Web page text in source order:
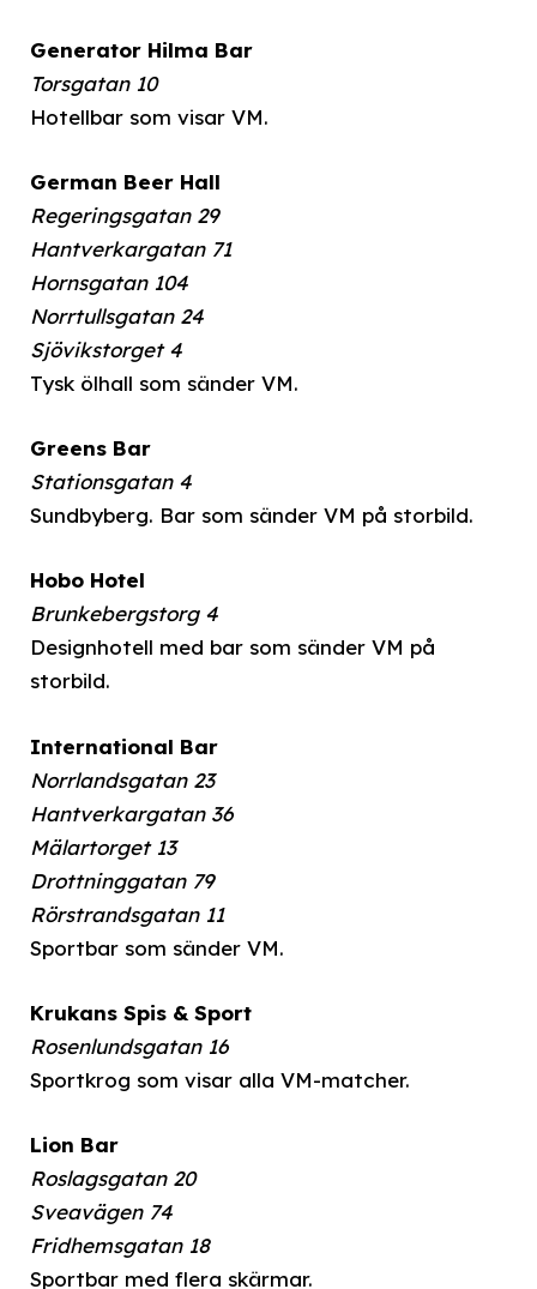
Generator Hilma Bar
Torsgatan 10
Hotellbar som visar VM.
German Beer Hall
Regeringsgatan 29
Hantverkargatan 71
Hornsgatan 104
Norrtullsgatan 24
Sjövikstorget 4
Tysk ölhall som sänder VM.
Greens Bar
Stationsgatan 4
Sundbyberg. Bar som sänder VM på storbild.
Hobo Hotel
Brunkebergstorg 4
Designhotell med bar som sänder VM på
storbild.
International Bar
Norrlandsgatan 23
Hantverkargatan 36
Mälartorget 13
Drottninggatan 79
Rörstrandsgatan 11
Sportbar som sänder VM.
Krukans Spis & Sport
Rosenlundsgatan 16
Sportkrog som visar alla VM-matcher.
Lion Bar
Roslagsgatan 20
Sveavägen 74
Fridhemsgatan 18
Sportbar med flera skärmar.